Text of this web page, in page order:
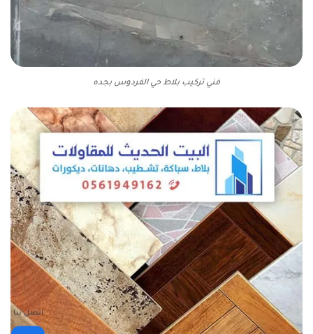
فني تركيب بلاط حي الفردوس بجده
اتصل بنا